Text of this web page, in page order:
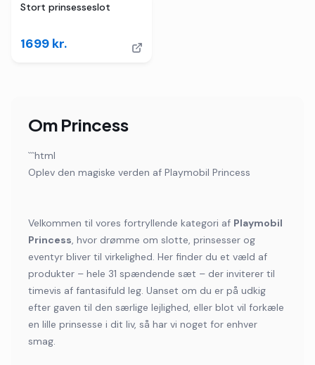
Stort prinsesseslot
1699 kr.
Om Princess
```html
Oplev den magiske verden af Playmobil Princess
Velkommen til vores fortryllende kategori af Playmobil
Princess, hvor drømme om slotte, prinsesser og
eventyr bliver til virkelighed. Her finder du et væld af
produkter – hele 31 spændende sæt – der inviterer til
timevis af fantasifuld leg. Uanset om du er på udkig
efter gaven til den særlige lejlighed, eller blot vil forkæle
en lille prinsesse i dit liv, så har vi noget for enhver
smag.